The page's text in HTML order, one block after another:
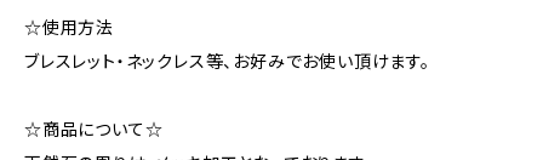
☆使用方法
ブレスレット・ネックレス等、お好みでお使い頂けます。
☆商品について☆